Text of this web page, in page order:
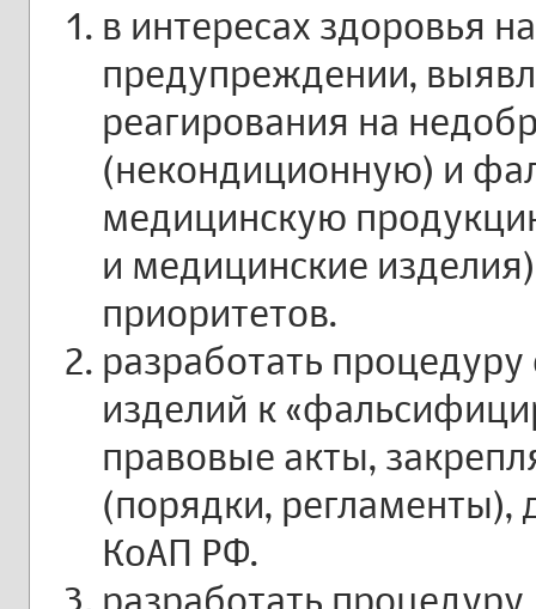
в интересах здоровья
предупреждении,
реагирования на
(некондиционную) и
медицинскую
и медицинские
приоритетов.
разработать
изделий к
правовые акты,
(порядки, регламенты),
КоАП РФ.
разработать